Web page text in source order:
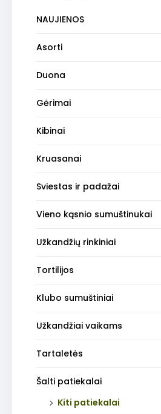
NAUJIENOS
Asorti
Duona
Gėrimai
Kibinai
Kruasanai
Sviestas ir padažai
Vieno kąsnio sumuštinukai
Užkandžių rinkiniai
Tortilijos
Klubo sumuštiniai
Užkandžiai vaikams
Tartaletės
Šalti patiekalai
Kiti patiekalai